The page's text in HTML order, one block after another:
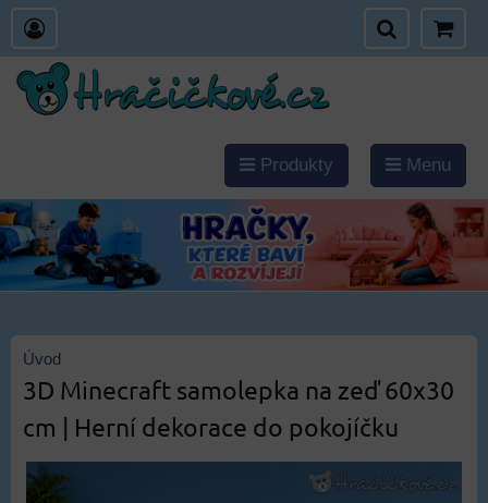
Produkty Menu
Úvod
3D Minecraft samolepka na zeď 60x30
cm | Herní dekorace do pokojíčku